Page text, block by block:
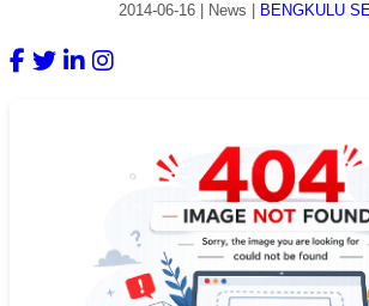
2014-06-16| News BENGKULU